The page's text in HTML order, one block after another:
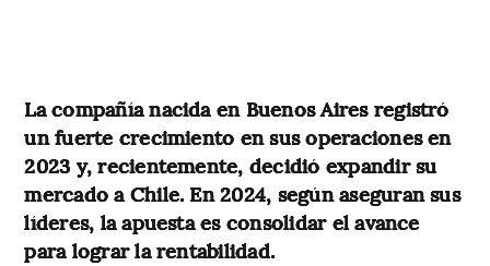
La compañía nacida en Buenos Aires registró
un fuerte crecimiento en sus operaciones en
2023 y, recientemente, decidió expandir su
mercado a Chile. En 2024, según aseguran sus
líderes, la apuesta es consolidar el avance
para lograr la rentabilidad.